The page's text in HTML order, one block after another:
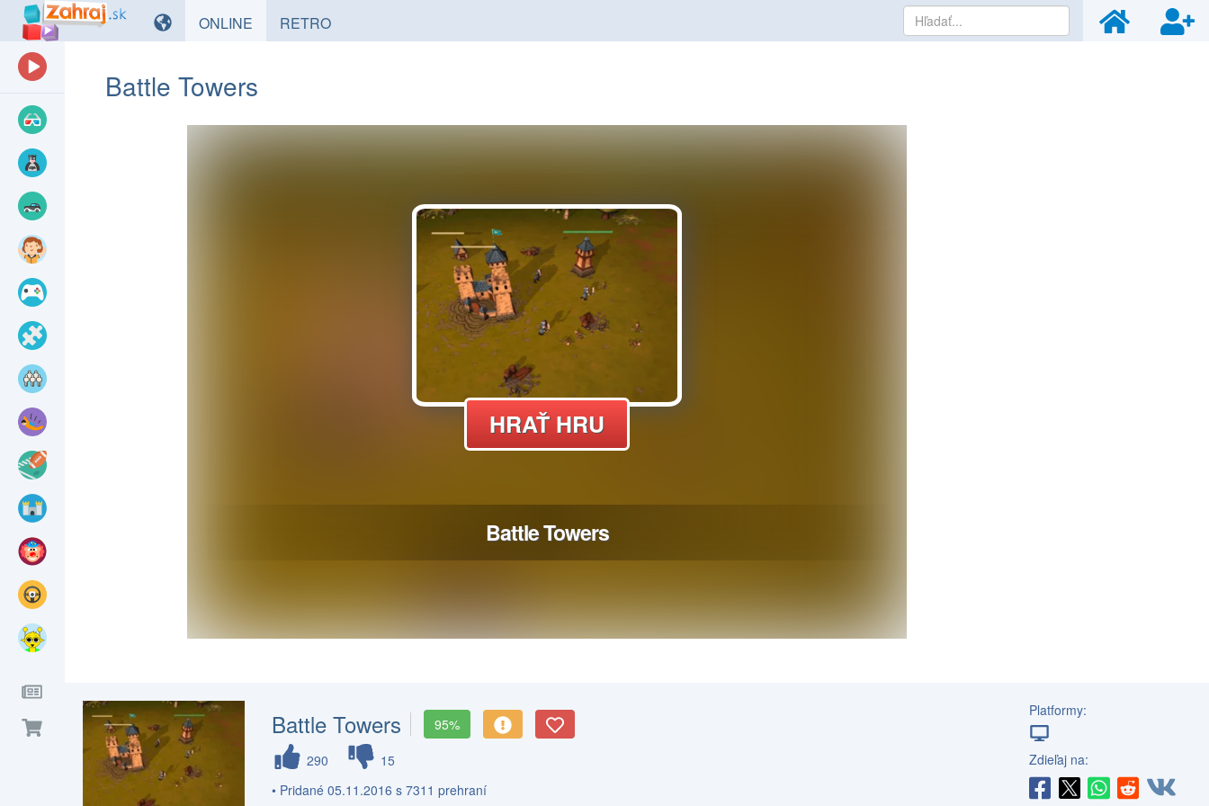
ONLINE HRYRETROHRY
Battle Towers
Battle Towers
95%
290
15
• Pridané 05.11.2016 s 7311 prehraní
Platformy:
Zdieľaj na: